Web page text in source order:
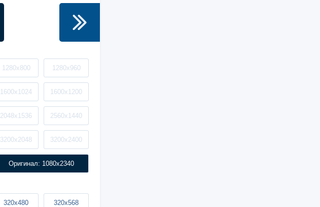
1280x800 1280x960
1600x1024 1600x1200
2048x1536 2560x1440
3200x2048 3200x2400
Оригинал: 1080x2340
320x480 320x568